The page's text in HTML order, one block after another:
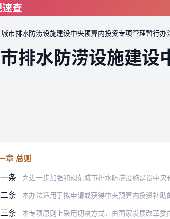
查
城市排水防涝设施建设中央预算内投资专项管理暂行办
排水防涝设施建设
章 总则
条
为进一步加强和规范城市排水防涝设施建设中央预算内投资
条 本办法适用于拟申请或获得中央预算内投资补助的城市排
条 本专项原则上采用切块方式，由国家发展改革委向有关省份